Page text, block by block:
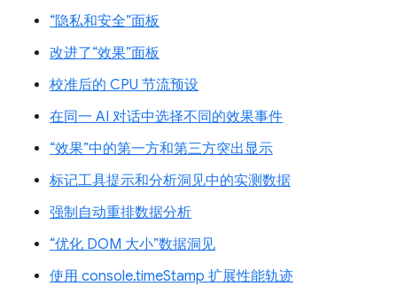
“隐私和安全”面板
改进了“效果”面板
校准后的 CPU 节流预设
在同一 AI 对话中选择不同的效果事件
“效果”中的第一方和第三方突出显示
标记工具提示和分析洞见中的实测数据
强制自动重排数据分析
“优化 DOM 大小”数据洞见
使用 console.timeStamp 扩展性能轨迹